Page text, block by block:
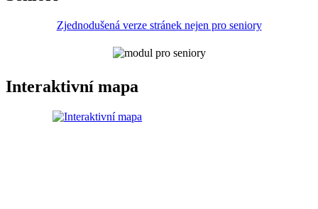
Zjednodušená verze stránek nejen pro seniory
Interaktivní mapa